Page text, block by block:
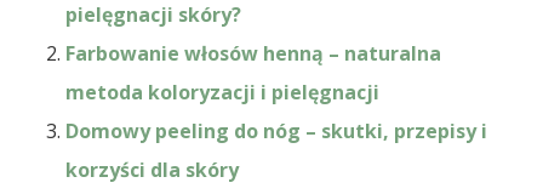
pielęgnacji skóry?
Farbowanie włosów henną – naturalna
metoda koloryzacji i pielęgnacji
Domowy peeling do nóg – skutki, przepisy i
korzyści dla skóry